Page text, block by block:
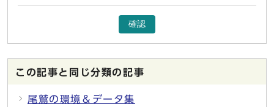
確認
この記事と同じ分類の記事
尾鷲の環境＆データ集